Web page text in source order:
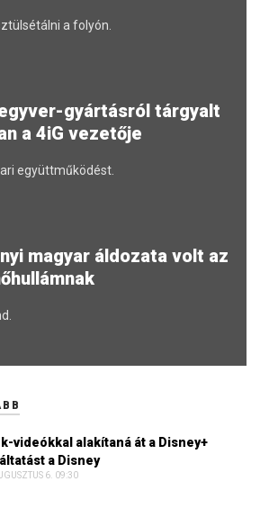
a folyón.
gyártásról tárgyalt
a 4iG vezetője
együttműködést.
magyar áldozata volt az
videókkal alakítaná át a Disney+
a Disney
6. 09:30